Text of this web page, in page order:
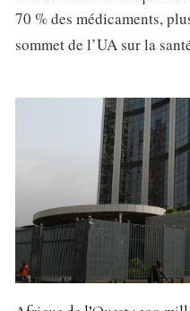
70 % des médicaments,
sommet de l’UA sur la